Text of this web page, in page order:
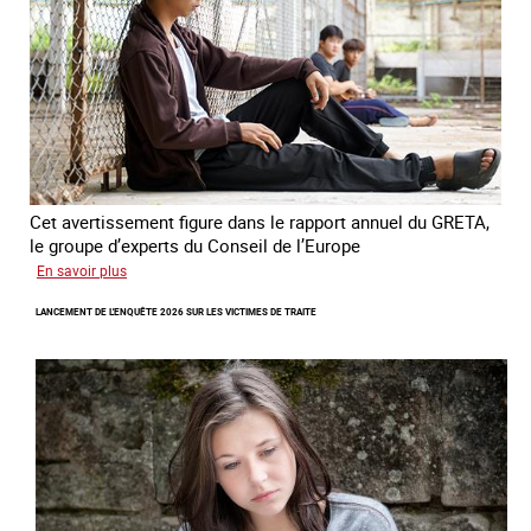
domestique
en
France
Cet avertissement figure dans le rapport annuel du GRETA,
le groupe d’experts du Conseil de l’Europe
En savoir plus
des
de
traite
à
des
fins
de
criminalité
LANCEMENT DE L'ENQUÊTE 2026 SUR LES VICTIMES DE TRAITE